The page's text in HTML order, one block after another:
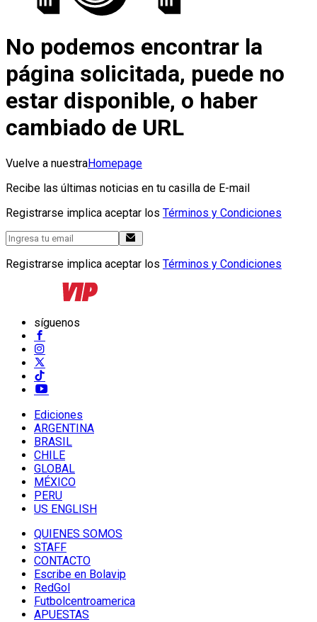
No podemos encontrar la
página solicitada, puede no
estar disponible, o haber
cambiado de URL
Vuelve a nuestraHomepage
Recibe las últimas noticias en tu casilla de E-mail
Registrarse implica aceptar los Términos y Condiciones
Registrarse implica aceptar los Términos y Condiciones
síguenos
Ediciones
ARGENTINA
BRASIL
CHILE
GLOBAL
MÉXICO
PERU
US ENGLISH
QUIENES SOMOS
STAFF
CONTACTO
Escribe en Bolavip
RedGol
Futbolcentroamerica
APUESTAS